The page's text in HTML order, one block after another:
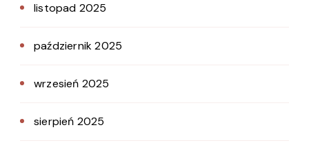
listopad 2025
październik 2025
wrzesień 2025
sierpień 2025